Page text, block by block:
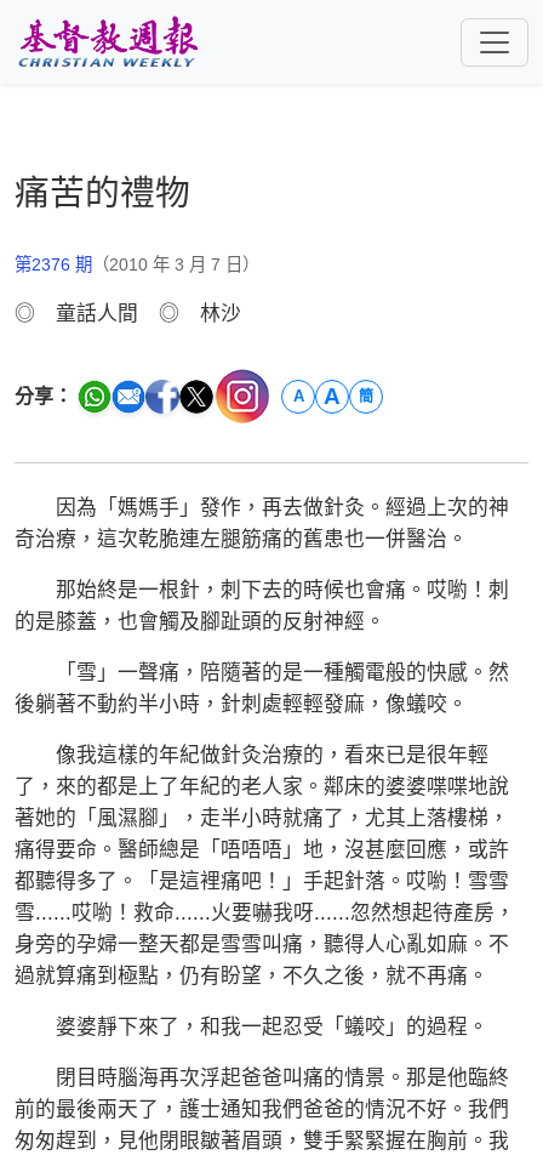
痛苦的禮物
第2376 期 （2010 年 3 月 7 日）
◎ 童話人間 ◎ 林沙
分享： A A 簡
因為「媽媽手」發作，再去做針灸。經過上次的神
奇治療，這次乾脆連左腿筋痛的舊患也一併醫治。
那始終是一根針，刺下去的時候也會痛。哎喲！刺
的是膝蓋，也會觸及腳趾頭的反射神經。
「雪」一聲痛，陪隨著的是一種觸電般的快感。然
後躺著不動約半小時，針刺處輕輕發麻，像蟻咬。
像我這樣的年紀做針灸治療的，看來已是很年輕
了，來的都是上了年紀的老人家。鄰床的婆婆喋喋地說
著她的「風濕腳」，走半小時就痛了，尤其上落樓梯，
痛得要命。醫師總是「唔唔唔」地，沒甚麼回應，或許
都聽得多了。「是這裡痛吧！」手起針落。哎喲！雪雪
雪......哎喲！救命......火要嚇我呀......忽然想起待產房，
身旁的孕婦一整天都是雪雪叫痛，聽得人心亂如麻。不
過就算痛到極點，仍有盼望，不久之後，就不再痛。
婆婆靜下來了，和我一起忍受「蟻咬」的過程。
閉目時腦海再次浮起爸爸叫痛的情景。那是他臨終
前的最後兩天了，護士通知我們爸爸的情況不好。我們
匆匆趕到，見他閉眼皺著眉頭，雙手緊緊握在胸前。我